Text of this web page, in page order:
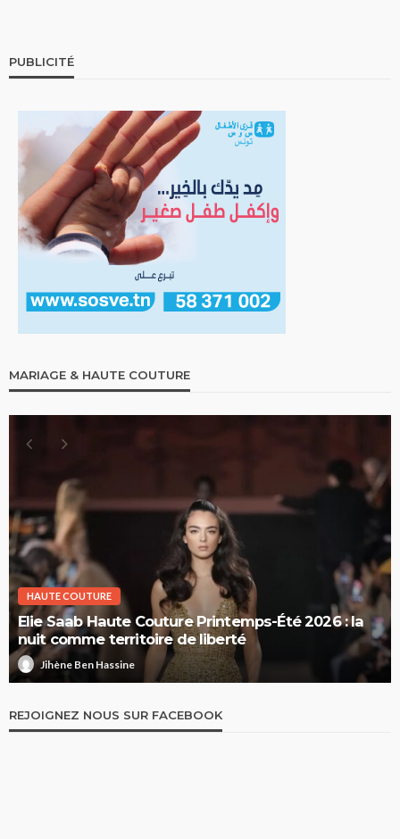
PUBLICITÉ
MARIAGE & HAUTE COUTURE
HAUTE COUTURE
Elie Saab Haute Couture Printemps-Été 2026 : la
nuit comme territoire de liberté
Jihène Ben Hassine
REJOIGNEZ NOUS SUR FACEBOOK